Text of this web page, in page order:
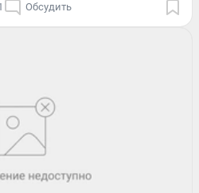
Обсудить